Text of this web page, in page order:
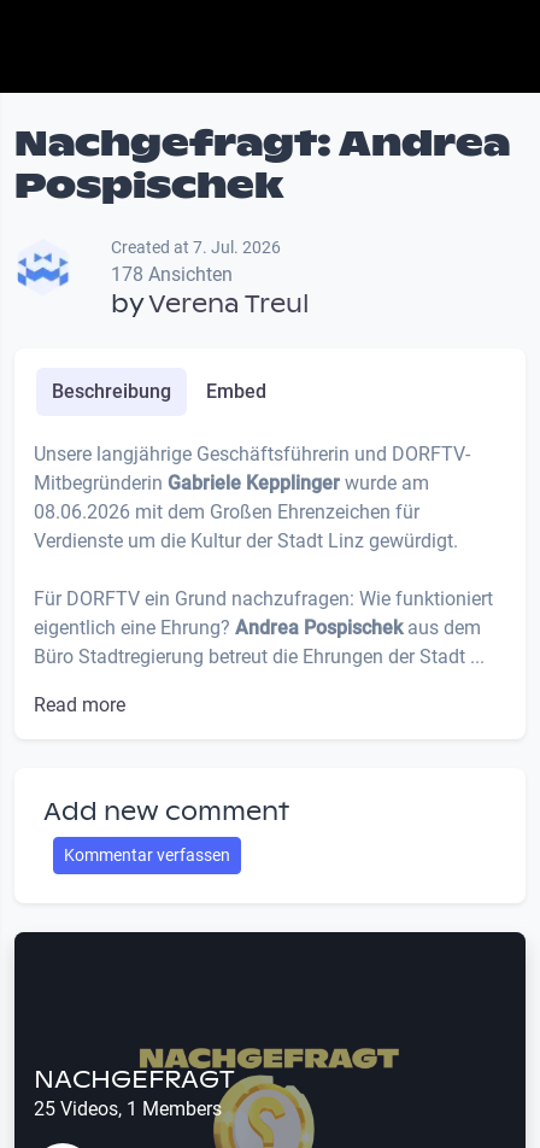
Nachgefragt: Andrea
Pospischek
Created at 7. Jul. 2026
178 Ansichten
byVerena Treul
Beschreibung Embed
Unsere langjährige Geschäftsführerin und DORFTV-
Mitbegründerin Gabriele Kepplinger wurde am
08.06.2026 mit dem Großen Ehrenzeichen für
Verdienste um die Kultur der Stadt Linz gewürdigt.
Für DORFTV ein Grund nachzufragen: Wie funktioniert
eigentlich eine Ehrung? Andrea Pospischek aus dem
Büro Stadtregierung betreut die Ehrungen der Stadt ...
Read more
Add new comment
Kommentar verfassen
NACHGEFRAGT
25 Videos, 1 Members